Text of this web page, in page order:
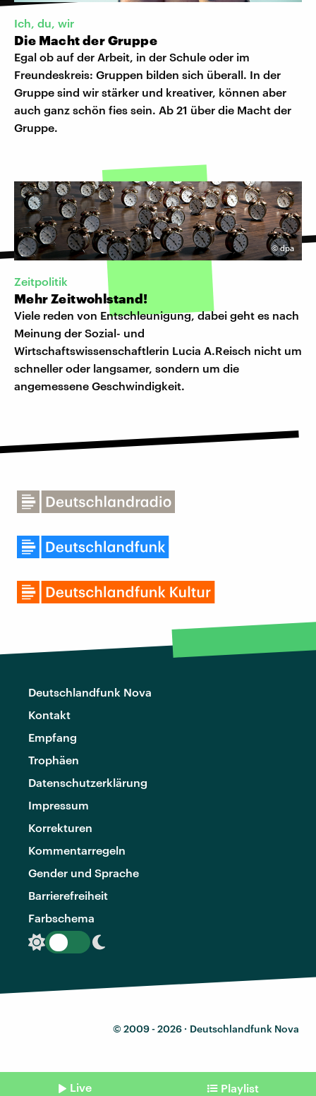
Ich, du, wir
Die Macht der Gruppe
Egal ob auf der Arbeit, in der Schule oder im
Freundeskreis: Gruppen bilden sich überall. In der
Gruppe sind wir stärker und kreativer, können aber
auch ganz schön fies sein. Ab 21 über die Macht der
Gruppe.
©dpa
Zeitpolitik
Mehr Zeitwohlstand!
Viele reden von Entschleunigung, dabei geht es nach
Meinung der Sozial- und
Wirtschaftswissenschaftlerin Lucia A.Reisch nicht um
schneller oder langsamer, sondern um die
angemessene Geschwindigkeit.
Deutschlandfunk Nova
Kontakt
Empfang
Trophäen
Datenschutzerklärung
Impressum
Korrekturen
Kommentarregeln
Gender und Sprache
Barrierefreiheit
Farbschema
© 2009 - 2026 · Deutschlandfunk Nova
Live Playlist